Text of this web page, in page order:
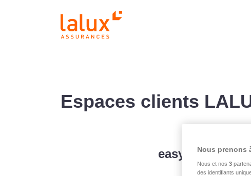
Espaces clients
easyAPP Home
Nous prenons
Nous et nos 3
des identifiants